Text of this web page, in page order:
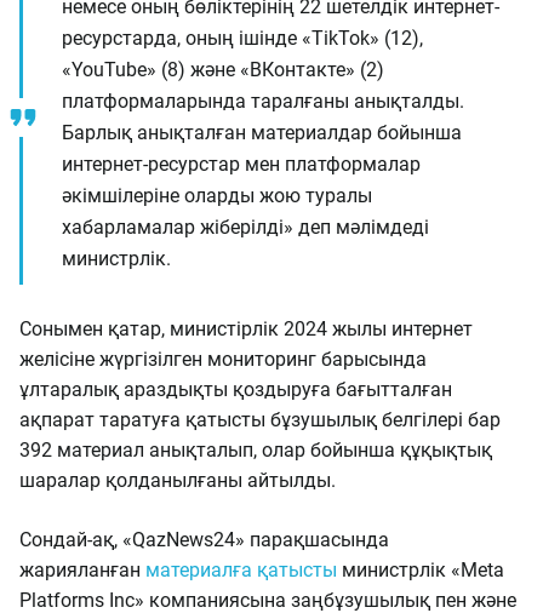
немесе оның бөліктерінің 22 шетелдік интернет-
ресурстарда, оның ішінде «TikTok» (12),
«YouTube» (8) және «ВКонтакте» (2)
платформаларында таралғаны анықталды.
Барлық анықталған материалдар бойынша
интернет-ресурстар мен платформалар
әкімшілеріне оларды жою туралы
хабарламалар жіберілді» деп мәлімдеді
министрлік.
Сонымен қатар, министірлік 2024 жылы интернет
желісіне жүргізілген мониторинг барысында
ұлтаралық араздықты қоздыруға бағытталған
ақпарат таратуға қатысты бұзушылық белгілері бар
392 материал анықталып, олар бойынша құқықтық
шаралар қолданылғаны айтылды.
Сондай-ақ, «QazNews24» парақшасында
жарияланған материалға қатысты министрлік «Meta
Platforms Inc» компаниясына заңбұзушылық пен және